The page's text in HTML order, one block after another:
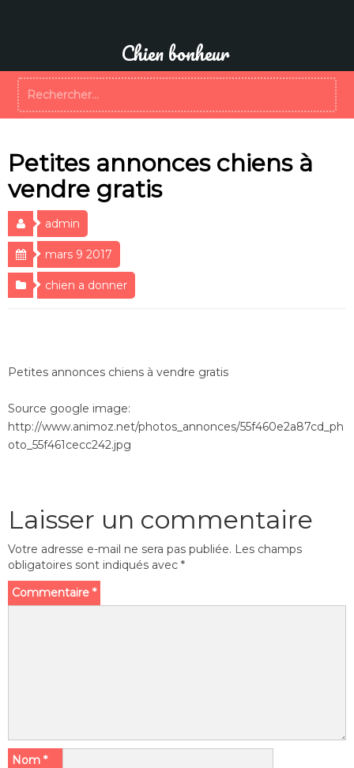
Chien bonheur
Petites annonces chiens à
vendre gratis
admin
mars 9 2017
chien a donner
Petites annonces chiens à vendre gratis
Source google image:
http://www.animoz.net/photos_annonces/55f460e2a87cd_ph
oto_55f461cecc242.jpg
Laisser un commentaire
Votre adresse e-mail ne sera pas publiée. Les champs
obligatoires sont indiqués avec *
Commentaire *
Nom *
Rechercher :